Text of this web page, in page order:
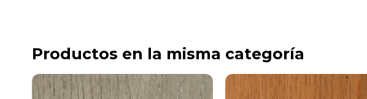
Productos en la misma categoría